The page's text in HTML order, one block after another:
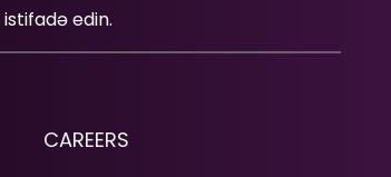
edin.
CAREERS